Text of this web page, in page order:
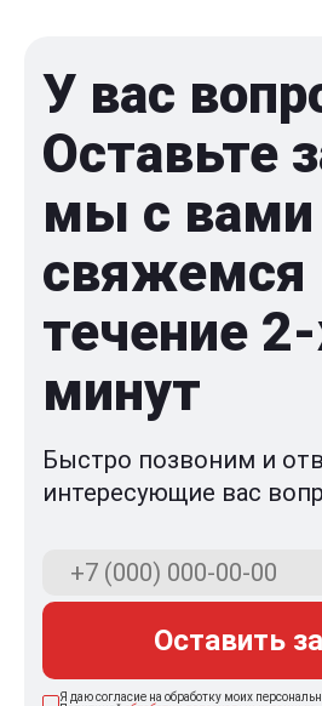
У вас
Оставьте
мы с вами
свяжемся
течение
минут
Быстро позвоним и
интересующие вас
Оставить
Я даю согласие на обработку моих